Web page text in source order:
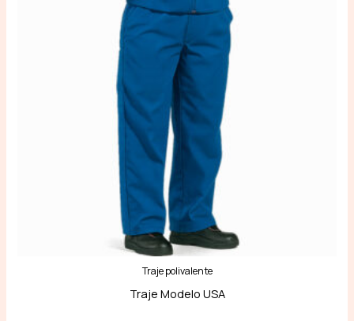
Traje polivalente
Traje Modelo USA